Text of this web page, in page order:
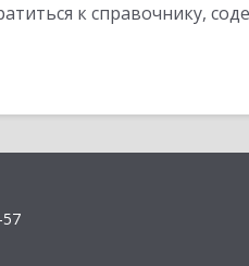
к справочнику,